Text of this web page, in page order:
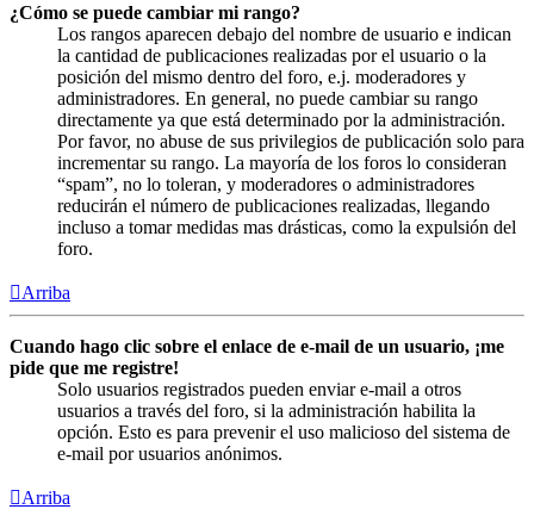
¿Cómo se puede cambiar mi rango?
Los rangos aparecen debajo del nombre de usuario e indican
la cantidad de publicaciones realizadas por el usuario o la
posición del mismo dentro del foro, e.j. moderadores y
administradores. En general, no puede cambiar su rango
directamente ya que está determinado por la administración.
Por favor, no abuse de sus privilegios de publicación solo para
incrementar su rango. La mayoría de los foros lo consideran
“spam”, no lo toleran, y moderadores o administradores
reducirán el número de publicaciones realizadas, llegando
incluso a tomar medidas mas drásticas, como la expulsión del
foro.
Arriba
Cuando hago clic sobre el enlace de e-mail de un usuario, ¡me
pide que me registre!
Solo usuarios registrados pueden enviar e-mail a otros
usuarios a través del foro, si la administración habilita la
opción. Esto es para prevenir el uso malicioso del sistema de
e-mail por usuarios anónimos.
Arriba